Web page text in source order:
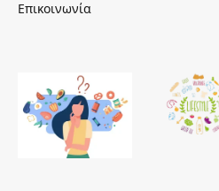
Επικοινωνία